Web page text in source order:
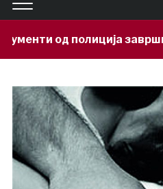
завршија во ВМРО?